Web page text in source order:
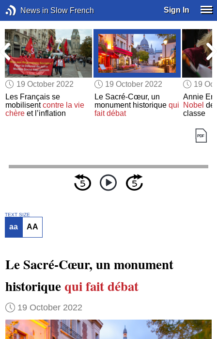
News in Slow French Sign In
19 October 2022
Les Français se
mobilisentcontre la vie
chère et l’inflation
19 October 2022
Le Sacré-Cœur, un
monument historique qui
fait débat
19
Annie
Nobel de
classe
TEXT SIZE
aa AA
Le Sacré-Cœur, un monument
historique qui fait débat
19 October 2022